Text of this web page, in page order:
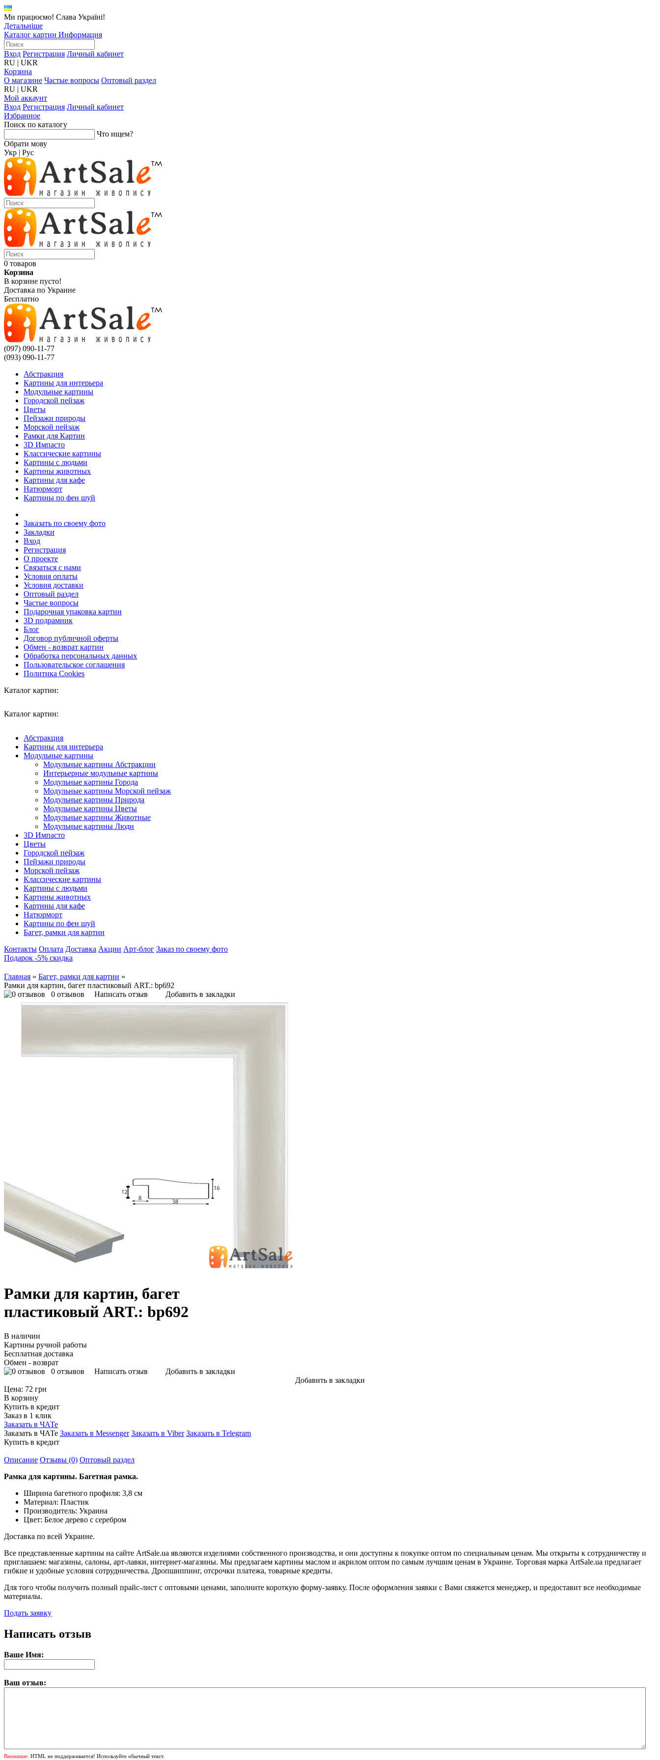
Ми працюємо! Слава Україні!
Детальніше
Каталог картин Информация
Вход Регистрация Личный кабинет
RU | UKR
Корзина
О магазине Частые вопросы Оптовый раздел
RU | UKR
Мой аккаунт
Вход Регистрация Личный кабинет
Избранное
Поиск по каталогу
Что ищем?
Обрати мову
Укр | Рус
0 товаров
Корзина
В корзине пусто!
Доставка по Украине
Бесплатно
(097) 090-11-77
(093) 090-11-77
Абстракция
Картины для интерьера
Модульные картины
Городской пейзаж
Цветы
Пейзажи природы
Морской пейзаж
Рамки для Картин
3D Импасто
Классические картины
Картины с людьми
Картины животных
Картины для кафе
Натюрморт
Картины по фен шуй
Заказать по своему фото
Закладки
Вход
Регистрация
О проекте
Связаться с нами
Условия оплаты
Условия доставки
Оптовый раздел
Частые вопросы
Подарочная упаковка картин
3D подрамник
Блог
Договор публичной оферты
Обмен - возврат картин
Обработка персональных данных
Пользовательское соглашения
Политика Cookies
Каталог картин:
Каталог картин:
Абстракция
Картины для интерьера
Модульные картины
Модульные картины Абстракции
Интерьерные модульные картины
Модульные картины Города
Модульные картины Морской пейзаж
Модульные картины Природа
Модульные картины Цветы
Модульные картины Животные
Модульные картины Люди
3D Импасто
Цветы
Городской пейзаж
Пейзажи природы
Морской пейзаж
Классические картины
Картины с людьми
Картины животных
Картины для кафе
Натюрморт
Картины по фен шуй
Багет, рамки для картин
Контакты Оплата Доставка Акции Арт-блог Заказ по своему фото
Подарок -5% скидка
Главная » Багет, рамки для картин »
Рамки для картин, багет пластиковый ART.: bp692
0 отзывов
Написать отзыв Добавить в закладки
Рамки для картин, багет
пластиковый ART.: bp692
В наличии
Картины ручной работы
Бесплатная доставка
Обмен - возврат
0 отзывов
Написать отзыв
Добавить в закладки
Добавить в закладки
Цена: 72 грн
В корзину
Купить в кредит
Заказ в 1 клик
Заказать в ЧАТе
Заказать в ЧАТе Заказать в Messenger Заказать в Viber Заказать в Telegram
Купить в кредит
Описание Отзывы (0) Оптовый раздел
Рамка для картины. Багетная рамка.
Ширина багетного профиля: 3,8 см
Материал: Пластик
Производитель: Украина
Цвет: Белое дерево с серебром
Доставка по всей Украине.
Все представленные картины на сайте ArtSale.ua являются изделиями собственного производства, и они доступны к покупке оптом по специальным ценам. Мы открыты к сотрудничеству и
приглашаем: магазины, салоны, арт-лавки, интернет-магазины. Мы предлагаем картины маслом и акрилом оптом по самым лучшим ценам в Украине. Торговая марка ArtSale.ua предлагает
гибкие и удобные условия сотрудничества. Дропшиппинг, отсрочки платежа, товарные кредиты.
Для того чтобы получить полный прайс-лист с оптовыми ценами, заполните короткую форму-заявку. После оформления заявки с Вами свяжется менеджер, и предоставит все необходимые
материалы.
Подать заявку
Написать отзыв
Ваше Имя:
Ваш отзыв:
Внимание: HTML не поддерживается! Используйте обычный текст.